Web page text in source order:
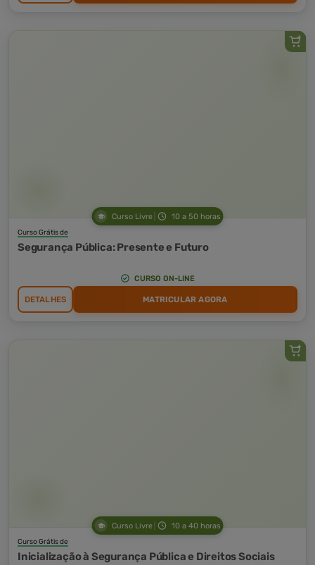
Curso Livre 10 a 50 horas
Curso Grátis de
Segurança Pública: Presente e Futuro
CURSO ON-LINE
DETALHES MATRICULAR AGORA
Curso Livre 10 a 40 horas
Curso Grátis de
Inicialização à Segurança Pública e Direitos Sociais